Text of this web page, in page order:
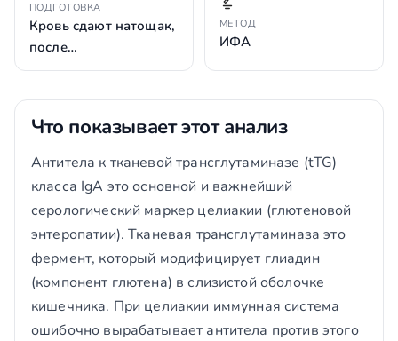
ПОДГОТОВКА
Кровь сдают натощак,
после…
МЕТОД
ИФА
Что показывает этот анализ
Антитела к тканевой трансглутаминазе (tTG)
класса IgA это основной и важнейший
серологический маркер целиакии (глютеновой
энтеропатии). Тканевая трансглутаминаза это
фермент, который модифицирует глиадин
(компонент глютена) в слизистой оболочке
кишечника. При целиакии иммунная система
ошибочно вырабатывает антитела против этого